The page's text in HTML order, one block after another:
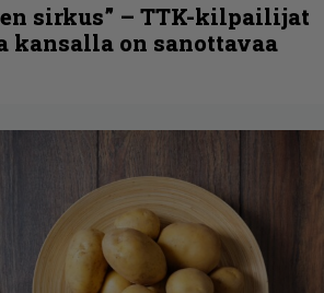
sirkus” – TTK-kilpailijat
on sanottavaa